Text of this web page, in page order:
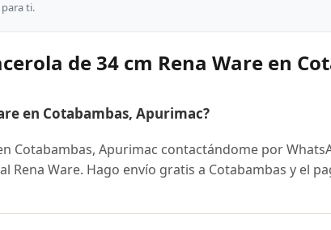
ti.
de 34 cm Rena Ware en
en Cotabambas, Apurimac?
Cotabambas, Apurimac contactándome por
Rena Ware. Hago envío gratis a Cotabambas y el